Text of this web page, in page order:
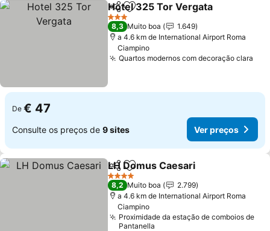
PartilharAdicionar aos favoritos
Hotel 325 Tor Vergata
3 Estrelas
8,3 Muito boa
1.649
a 4.6 km de International Airport Roma
Ciampino
Quartos modernos com decoração clara
De € 47
Consulte os preços de 9 sites Ver preços
PartilharAdicionar aos favoritos
LH Domus Caesari
4 Estrelas
8,2 Muito boa
2.799
a 4.6 km de International Airport Roma
Ciampino
Proximidade da estação de comboios de
Pantanella